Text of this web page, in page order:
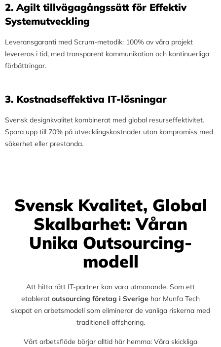
2.⁠ ⁠Agilt tillvägagångssätt för Effektiv
Systemutveckling
Leveransgaranti med Scrum-metodik: 100% av våra projekt
levereras i tid, med transparent kommunikation och kontinuerliga
förbättringar.
3.⁠ ⁠Kostnadseffektiva IT-lösningar
Svensk designkvalitet kombinerat med global resurseffektivitet.
Spara upp till 70% på utvecklingskostnader utan kompromiss med
säkerhet eller prestanda.
Svensk Kvalitet, Global
Skalbarhet: Våran
Unika Outsourcing-
modell
Att hitta rätt IT-partner kan vara utmanande. Som ett
etablerat outsourcing företag i Sverige har Munfa Tech
skapat en arbetsmodell som eliminerar de vanliga riskerna med
traditionell offshoring.
Vårt arbetsflöde börjar alltid här hemma: Våra skickliga